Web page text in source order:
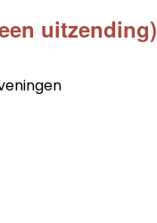
uitzending)